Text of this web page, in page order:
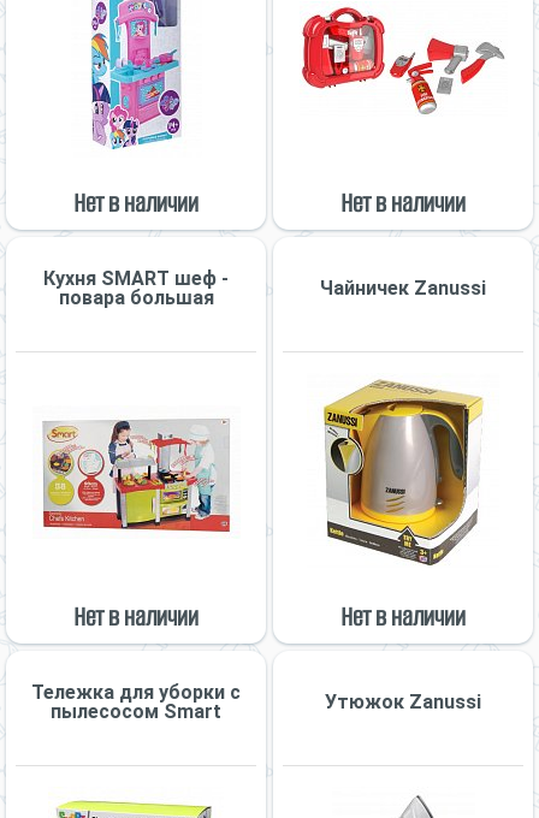
Нет в наличии Нет в наличии
Кухня SMART шеф -
повара большая
Нет в наличии
Чайничек Zanussi
Нет в наличии
Тележка для уборки с
пылесосом Smart
Утюжок Zanussi